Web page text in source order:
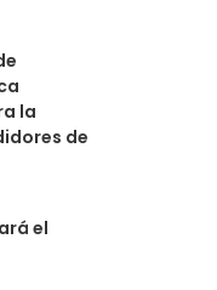
la
de
el